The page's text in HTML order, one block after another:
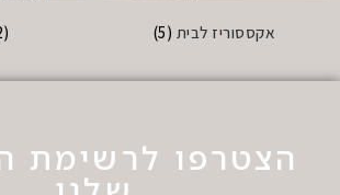
אקססוריז לבית (5)
הצטרפו לרשימת